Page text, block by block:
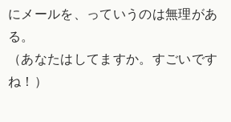
にメールを、っていうのは無理があ
る。
（あなたはしてますか。すごいです
ね！）